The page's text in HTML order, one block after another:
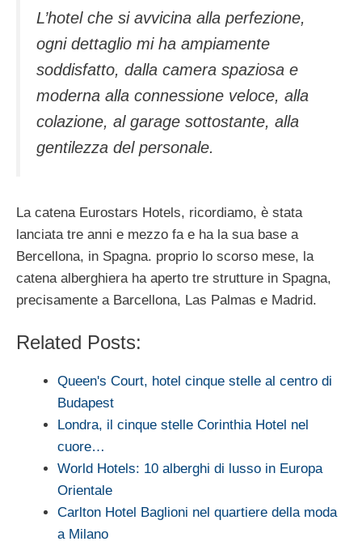
L’hotel che si avvicina alla perfezione,
ogni dettaglio mi ha ampiamente
soddisfatto, dalla camera spaziosa e
moderna alla connessione veloce, alla
colazione, al garage sottostante, alla
gentilezza del personale.
La catena Eurostars Hotels, ricordiamo, è stata
lanciata tre anni e mezzo fa e ha la sua base a
Bercellona, in Spagna. proprio lo scorso mese, la
catena alberghiera ha aperto tre strutture in Spagna,
precisamente a Barcellona, Las Palmas e Madrid.
Related Posts:
Queen's Court, hotel cinque stelle al centro di
Budapest
Londra, il cinque stelle Corinthia Hotel nel
cuore…
World Hotels: 10 alberghi di lusso in Europa
Orientale
Carlton Hotel Baglioni nel quartiere della moda
a Milano